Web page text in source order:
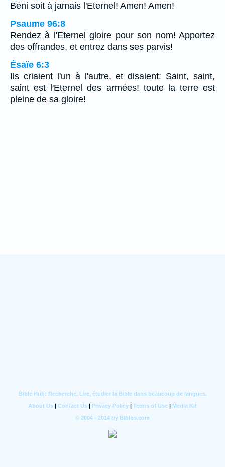
Béni soit à jamais l'Eternel! Amen! Amen!
Psaume 96:8
Rendez à l'Eternel gloire pour son nom! Apportez
des offrandes, et entrez dans ses parvis!
Ésaïe 6:3
Ils criaient l'un à l'autre, et disaient: Saint, saint,
saint est l'Eternel des armées! toute la terre est
pleine de sa gloire!